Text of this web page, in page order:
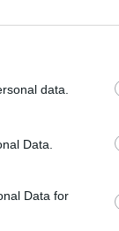
data.
Data.
Data for